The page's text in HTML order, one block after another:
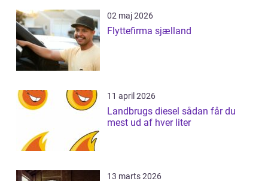
02 maj 2026
Flyttefirma sjælland
11 april 2026
Landbrugs diesel sådan får du
mest ud af hver liter
13 marts 2026